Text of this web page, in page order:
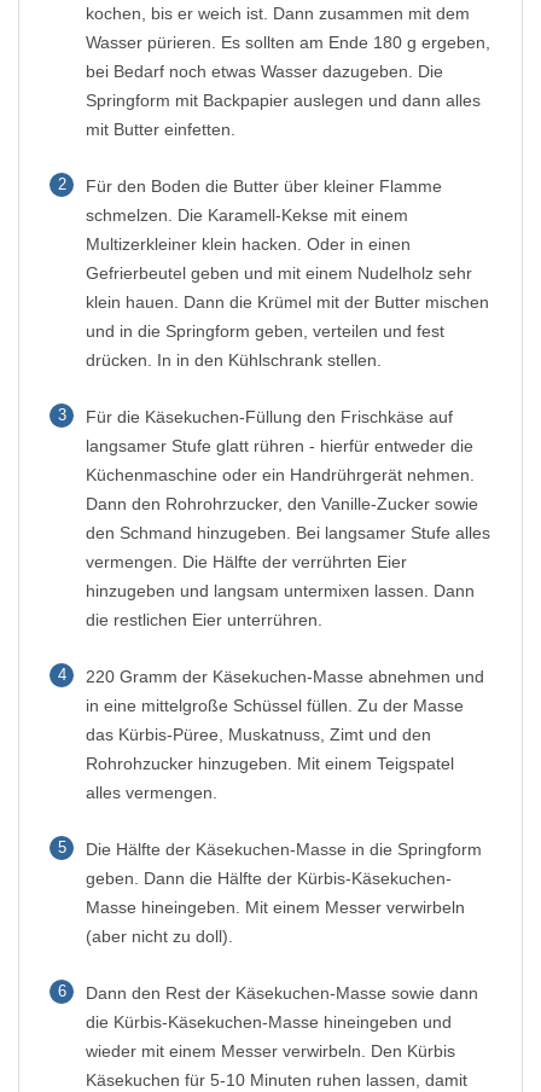
kochen, bis er weich ist. Dann zusammen mit dem
Wasser pürieren. Es sollten am Ende 180 g ergeben,
bei Bedarf noch etwas Wasser dazugeben. Die
Springform mit Backpapier auslegen und dann alles
mit Butter einfetten.
2
Für den Boden die Butter über kleiner Flamme
schmelzen. Die Karamell-Kekse mit einem
Multizerkleiner klein hacken. Oder in einen
Gefrierbeutel geben und mit einem Nudelholz sehr
klein hauen. Dann die Krümel mit der Butter mischen
und in die Springform geben, verteilen und fest
drücken. In in den Kühlschrank stellen.
3
Für die Käsekuchen-Füllung den Frischkäse auf
langsamer Stufe glatt rühren - hierfür entweder die
Küchenmaschine oder ein Handrührgerät nehmen.
Dann den Rohrohrzucker, den Vanille-Zucker sowie
den Schmand hinzugeben. Bei langsamer Stufe alles
vermengen. Die Hälfte der verrührten Eier
hinzugeben und langsam untermixen lassen. Dann
die restlichen Eier unterrühren.
4
220 Gramm der Käsekuchen-Masse abnehmen und
in eine mittelgroße Schüssel füllen. Zu der Masse
das Kürbis-Püree, Muskatnuss, Zimt und den
Rohrohzucker hinzugeben. Mit einem Teigspatel
alles vermengen.
5
Die Hälfte der Käsekuchen-Masse in die Springform
geben. Dann die Hälfte der Kürbis-Käsekuchen-
Masse hineingeben. Mit einem Messer verwirbeln
(aber nicht zu doll).
6
Dann den Rest der Käsekuchen-Masse sowie dann
die Kürbis-Käsekuchen-Masse hineingeben und
wieder mit einem Messer verwirbeln. Den Kürbis
Käsekuchen für 5-10 Minuten ruhen lassen, damit